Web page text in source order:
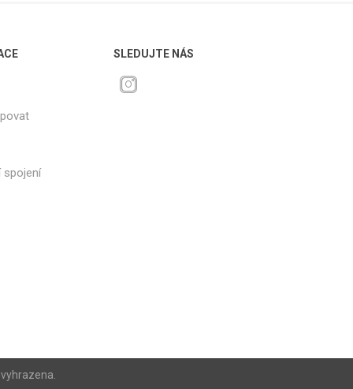
spojení
SLEDUJTE NÁS